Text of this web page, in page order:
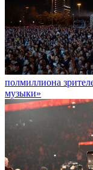
полмиллиона
музыки»